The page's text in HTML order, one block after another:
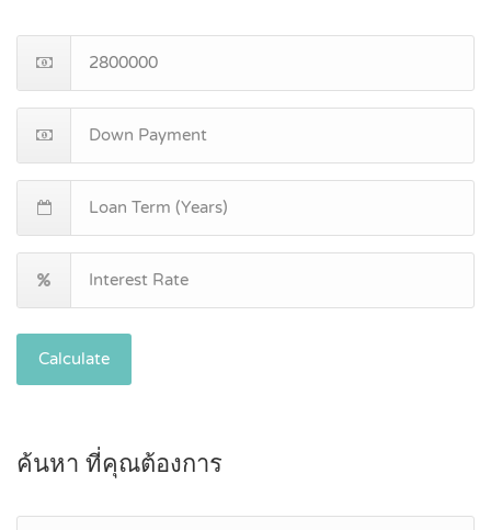
Calculate
ค้นหา ที่คุณต้องการ